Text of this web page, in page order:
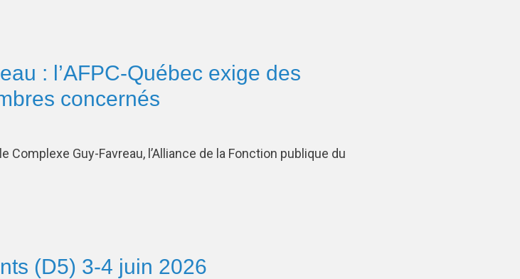
: l’AFPC-Québec exige des
concernés
Complexe Guy-Favreau, l’Alliance de la Fonction publique du
(D5) 3-4 juin 2026